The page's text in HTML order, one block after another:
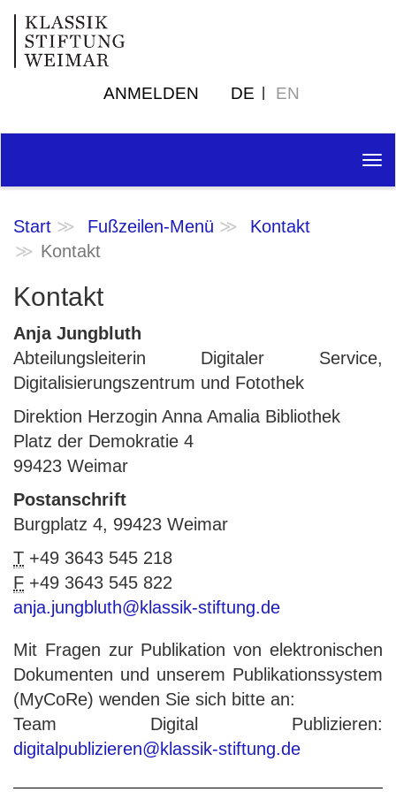
ANMELDEN DE EN
Start Fußzeilen-Menü
Kontakt
Kontakt
Kontakt
Anja Jungbluth
Abteilungsleiterin Digitaler Service,
Digitalisierungszentrum und Fotothek
Direktion Herzogin Anna Amalia Bibliothek
Platz der Demokratie 4
99423 Weimar
Postanschrift
Burgplatz 4, 99423 Weimar
T +49 3643 545 218
F +49 3643 545 822
anja.jungbluth@klassik-stiftung.de
Mit Fragen zur Publikation von elektronischen
Dokumenten und unserem Publikationssystem
(MyCoRe) wenden Sie sich bitte an:
Team Digital Publizieren:
digitalpublizieren@klassik-stiftung.de